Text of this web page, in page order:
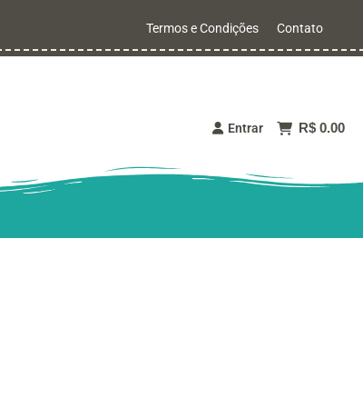
Termos e Condições Contato
Entrar R$ 0.00